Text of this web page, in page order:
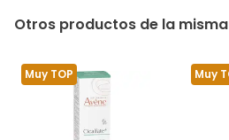
Otros productos de la
Muy TOP Muy